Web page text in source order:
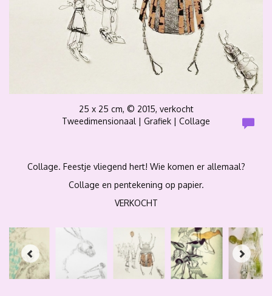
25 x 25 cm, © 2015, verkocht
Tweedimensionaal | Grafiek | Collage
Collage. Feestje vliegend hert! Wie komen er allemaal?
Collage en pentekening op papier.
VERKOCHT